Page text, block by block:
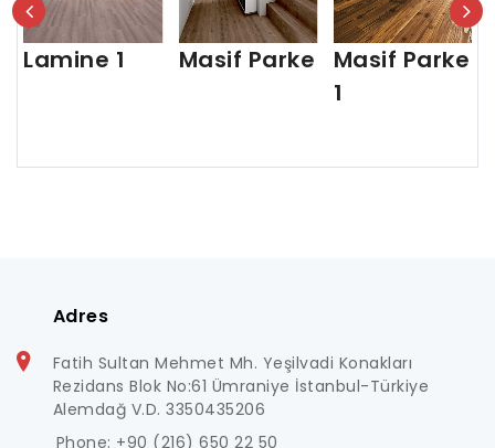
Lamine 1 Masif Parke
Masif Parke
1
Adres
Fatih Sultan Mehmet Mh. Yeşilvadi Konakları
Rezidans Blok No:61 Ümraniye İstanbul-Türkiye
Alemdağ V.D. 3350435206
Phone: +90 (216) 650 22 50